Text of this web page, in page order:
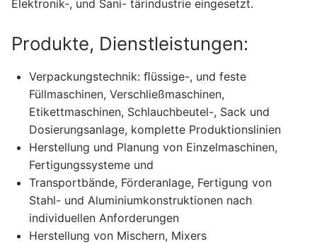
Elektronik-, und Sani- tärindustrie eingesetzt.
Produkte, Dienstleistungen:
Verpackungstechnik: ﬂüssige-, und feste
Füllmaschinen, Verschließmaschinen,
Etikettmaschinen, Schlauchbeutel-, Sack und
Dosierungsanlage, komplette Produktionslinien
Herstellung und Planung von Einzelmaschinen,
Fertigungssysteme und
Transportbände, Förderanlage, Fertigung von
Stahl- und Aluminiumkonstruktionen nach
individuellen Anforderungen
Herstellung von Mischern, Mixers